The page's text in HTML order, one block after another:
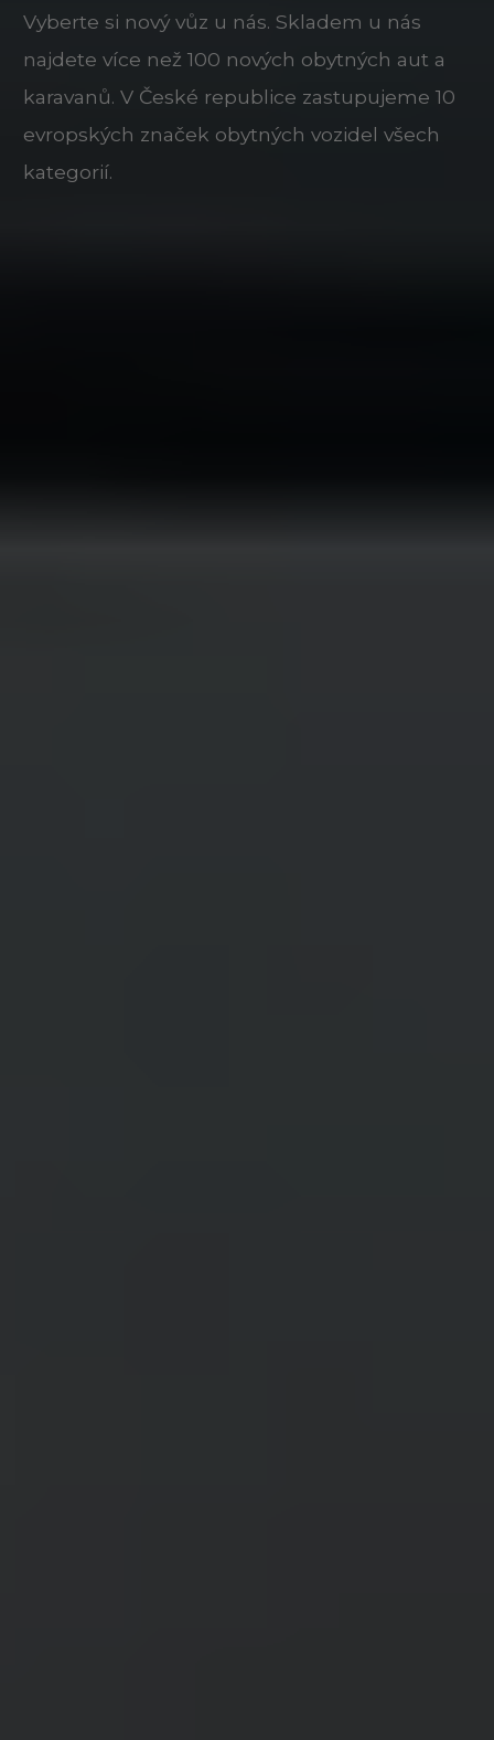
Vyberte si nový vůz u nás. Skladem u nás
najdete více než 100 nových obytných aut a
karavanů. V České republice zastupujeme 10
evropských značek obytných vozidel všech
kategorií.